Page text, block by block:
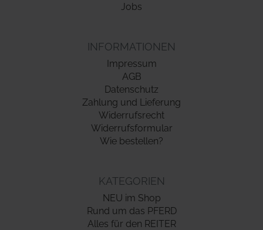
Jobs
INFORMATIONEN
Impressum
AGB
Datenschutz
Zahlung und Lieferung
Widerrufsrecht
Widerrufsformular
Wie bestellen?
KATEGORIEN
NEU im Shop
Rund um das PFERD
Alles für den REITER